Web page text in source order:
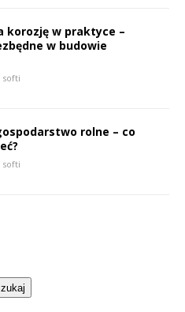
korozję w praktyce –
w budowie
softi
rolne – co
softi